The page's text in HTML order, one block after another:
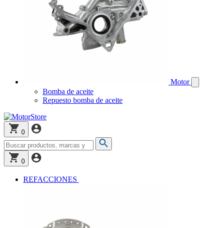
Motor
Bomba de aceite
Repuesto bomba de aceite
0
0
REFACCIONES